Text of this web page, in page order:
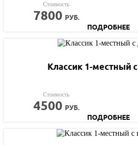
Стоимость
7800 РУБ.
ПОДРОБНЕЕ
Классик 1-местный
Стоимость
4500 РУБ.
ПОДРОБНЕЕ